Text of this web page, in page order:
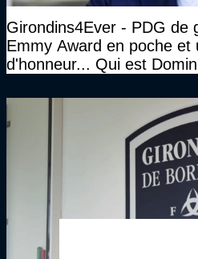
Girondins4Ever - PDG de
Emmy Award en poche et
d'honneur... Qui est